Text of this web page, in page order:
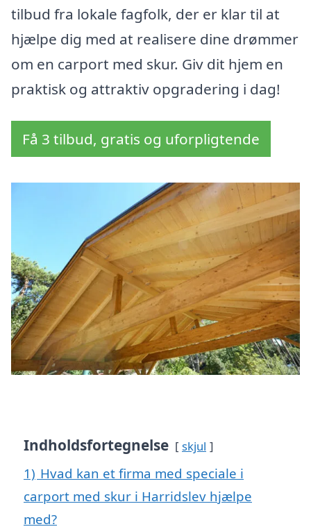
tilbud fra lokale fagfolk, der er klar til at
hjælpe dig med at realisere dine drømmer
om en carport med skur. Giv dit hjem en
praktisk og attraktiv opgradering i dag!
Få 3 tilbud, gratis og uforpligtende
Indholdsfortegnelse skjul
1) Hvad kan et firma med speciale i
carport med skur i Harridslev hjælpe
med?